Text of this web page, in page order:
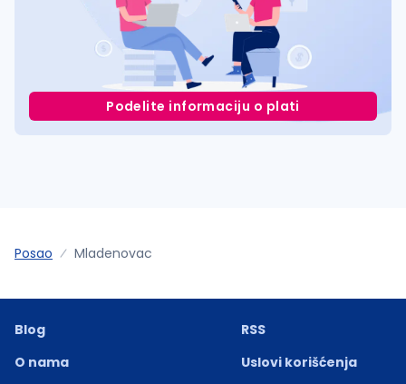
Podelite informaciju o plati
Posao Mladenovac
Blog
O nama
RSS
Uslovi korišćenja